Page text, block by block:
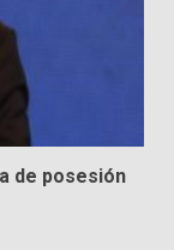
de posesión